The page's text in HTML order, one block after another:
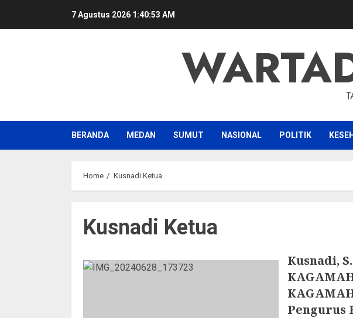
7 Agustus 2026 1:40:54 AM
BERANDA MEDAN SUMUT NASIONAL POLITIK
Home Kusnadi Ketua
Kusnadi Ketua
Kusnadi,
Pengurus